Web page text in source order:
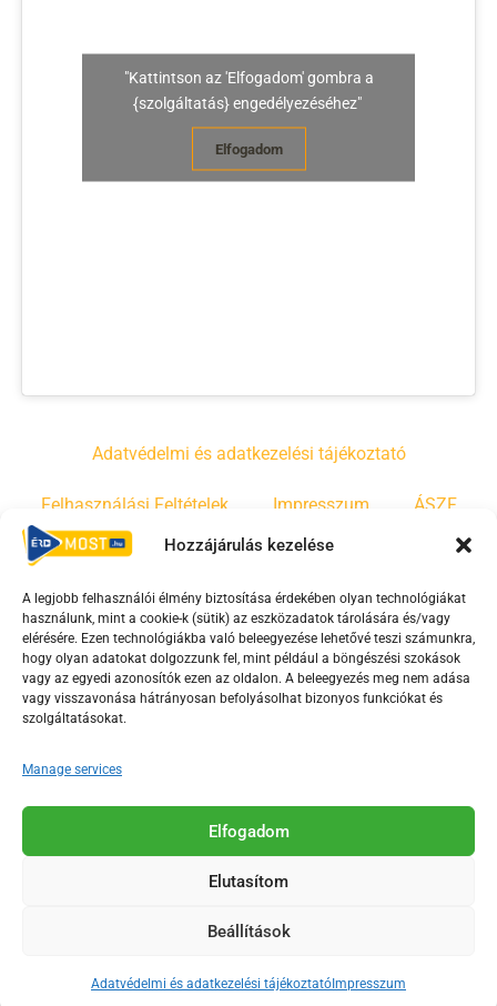
Hozzájárulás kezelése
A legjobb felhasználói élmény biztosítása érdekében olyan technológiákat
használunk, mint a cookie-k (sütik) az eszközadatok tárolására és/vagy
elérésére. Ezen technológiákba való beleegyezése lehetővé teszi számunkra,
hogy olyan adatokat dolgozzunk fel, mint például a böngészési szokások
vagy az egyedi azonosítók ezen az oldalon. A beleegyezés meg nem adása
vagy visszavonása hátrányosan befolyásolhat bizonyos funkciókat és
szolgáltatásokat.
Manage services
Elfogadom
Elutasítom
Beállítások
Adatvédelmi és adatkezelési tájékoztató Impresszum
"Kattintson az 'Elfogadom' gombra a
{szolgáltatás} engedélyezéséhez"
Elfogadom
Adatvédelmi és adatkezelési tájékoztató
Felhasználási Feltételek Impresszum ÁSZF
Irányelvek Moderálási szabályzat
F
a
c
e
o
o
-
Y
o
u
t
b
e
s
r
e
T
i
k
Az Érd Média médiaszolgáltatási tevékenységét a
Médiatanács a Magyar Média Mecenatúra program
2018-2026. © Minden jog fenntartva, Érd Megyei Jogú Város